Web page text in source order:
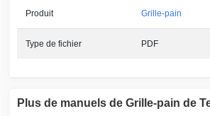
Produit Grille-pain
Type de fichier PDF
Plus de manuels de Grille-pain de